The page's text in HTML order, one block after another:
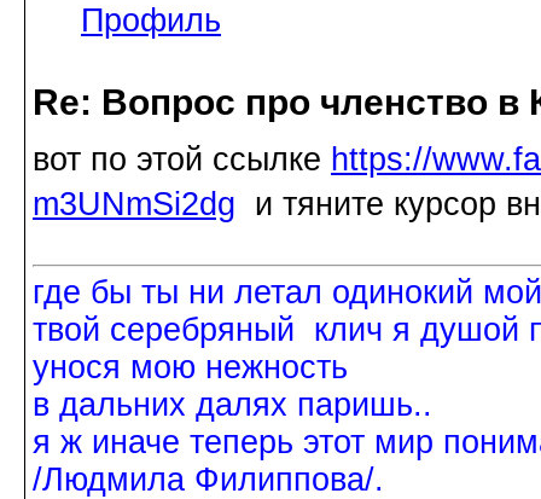
Профиль
Re: Вопрос про членство в
вот по этой ссылке https://
m3UNmSi2dg и тяните курсор
где бы ты ни летал одинокий
твой серебряный клич я душой
унося мою нежность
в дальних далях паришь..
я ж иначе теперь этот мир
/Людмила Филиппова/.